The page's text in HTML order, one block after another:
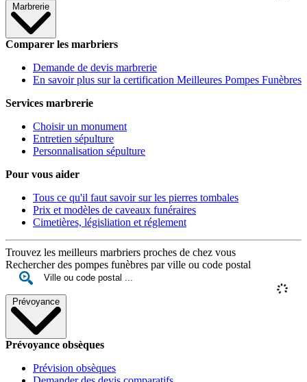
Marbrerie
Comparer les marbriers
Demande de devis marbrerie
En savoir plus sur la certification Meilleures Pompes Funèbres
Services marbrerie
Choisir un monument
Entretien sépulture
Personnalisation sépulture
Pour vous aider
Tous ce qu'il faut savoir sur les pierres tombales
Prix et modèles de caveaux funéraires
Cimetières, législiation et réglement
Trouvez les meilleurs marbriers proches de chez vous
Rechercher des pompes funèbres par ville ou code postal
Prévoyance
Prévoyance obsèques
Prévision obsèques